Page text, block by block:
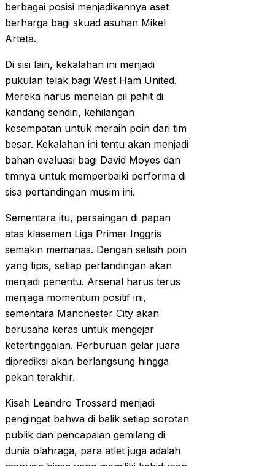
berbagai posisi menjadikannya aset
berharga bagi skuad asuhan Mikel
Arteta.
Di sisi lain, kekalahan ini menjadi
pukulan telak bagi West Ham United.
Mereka harus menelan pil pahit di
kandang sendiri, kehilangan
kesempatan untuk meraih poin dari tim
besar. Kekalahan ini tentu akan menjadi
bahan evaluasi bagi David Moyes dan
timnya untuk memperbaiki performa di
sisa pertandingan musim ini.
Sementara itu, persaingan di papan
atas klasemen Liga Primer Inggris
semakin memanas. Dengan selisih poin
yang tipis, setiap pertandingan akan
menjadi penentu. Arsenal harus terus
menjaga momentum positif ini,
sementara Manchester City akan
berusaha keras untuk mengejar
ketertinggalan. Perburuan gelar juara
diprediksi akan berlangsung hingga
pekan terakhir.
Kisah Leandro Trossard menjadi
pengingat bahwa di balik setiap sorotan
publik dan pencapaian gemilang di
dunia olahraga, para atlet juga adalah